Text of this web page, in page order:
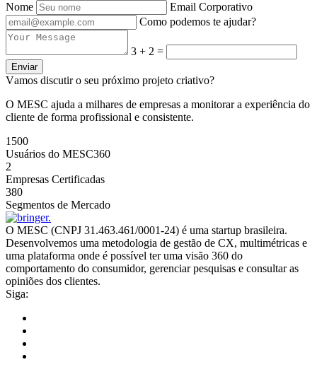
Nome
Email Corporativo
Como podemos te ajudar?
3 + 2 =
Enviar
Vamos discutir o seu próximo projeto criativo?
O MESC ajuda a milhares de empresas a monitorar a experiência do
cliente de forma profissional e consistente.
1500
Usuários do MESC360
2
Empresas Certificadas
380
Segmentos de Mercado
O MESC (CNPJ 31.463.461/0001-24) é uma startup brasileira.
Desenvolvemos uma metodologia de gestão de CX, multimétricas e
uma plataforma onde é possível ter uma visão 360 do
comportamento do consumidor, gerenciar pesquisas e consultar as
opiniões dos clientes.
Siga: